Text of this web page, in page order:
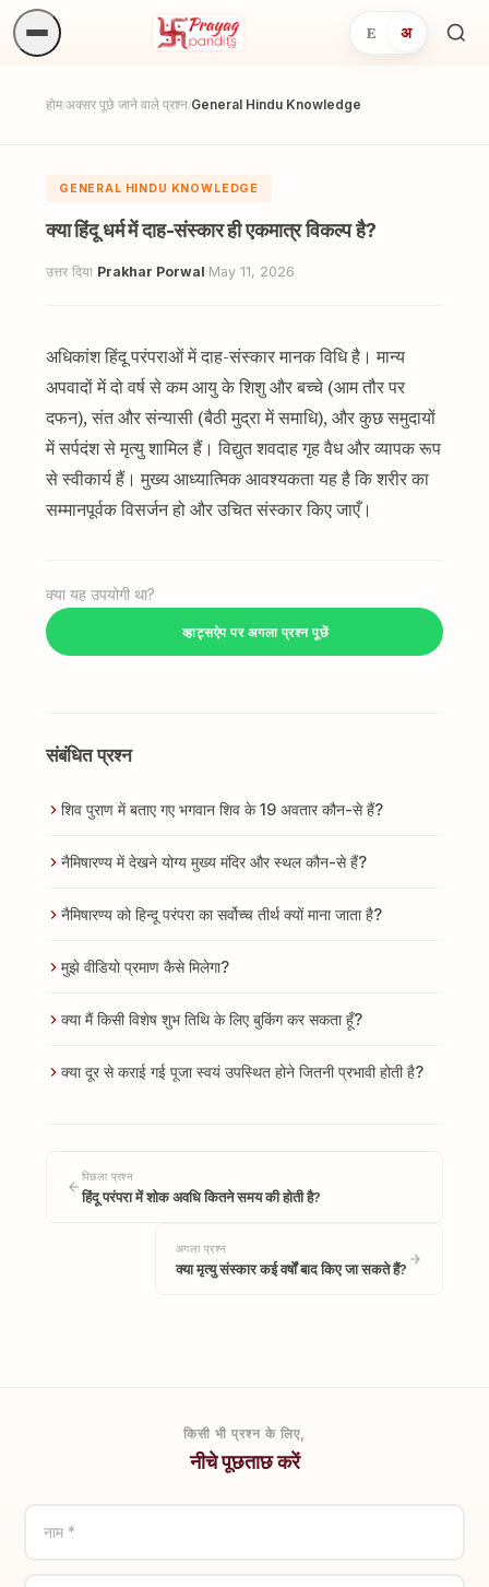
E अ
होम/अक्सर पूछे जाने वाले प्रश्न/General Hindu Knowledge
GENERAL HINDU KNOWLEDGE
क्या हिंदू धर्म में दाह-संस्कार ही एकमात्र विकल्प है?
उत्तर दिया Prakhar Porwal·May 11, 2026
अधिकांश हिंदू परंपराओं में दाह-संस्कार मानक विधि है। मान्य
अपवादों में दो वर्ष से कम आयु के शिशु और बच्चे (आम तौर पर
दफन), संत और संन्यासी (बैठी मुद्रा में समाधि), और कुछ समुदायों
में सर्पदंश से मृत्यु शामिल हैं। विद्युत शवदाह गृह वैध और व्यापक रूप
से स्वीकार्य हैं। मुख्य आध्यात्मिक आवश्यकता यह है कि शरीर का
सम्मानपूर्वक विसर्जन हो और उचित संस्कार किए जाएँ।
क्या यह उपयोगी था?
व्हाट्सऐप पर अगला प्रश्न पूछें
संबंधित प्रश्न
शिव पुराण में बताए गए भगवान शिव के 19 अवतार कौन-से हैं?
नैमिषारण्य में देखने योग्य मुख्य मंदिर और स्थल कौन-से हैं?
नैमिषारण्य को हिन्दू परंपरा का सर्वोच्च तीर्थ क्यों माना जाता है?
मुझे वीडियो प्रमाण कैसे मिलेगा?
क्या मैं किसी विशेष शुभ तिथि के लिए बुकिंग कर सकता हूँ?
क्या दूर से कराई गई पूजा स्वयं उपस्थित होने जितनी प्रभावी होती है?
पिछला प्रश्न
हिंदू परंपरा में शोक अवधि कितने समय की होती है?
अगला प्रश्न
क्या मृत्यु संस्कार कई वर्षों बाद किए जा सकते हैं?
किसी भी प्रश्न के लिए,
नीचे पूछताछ करें
नाम *